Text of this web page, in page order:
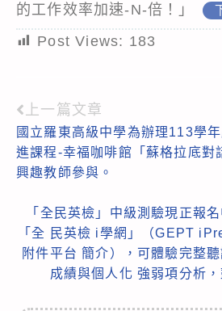
的工作效率加速-N-倍！」
Post Views: 183
Read
more
articles
上一篇文章
國立羅東高級中學為辦理113學
進課程-幸福咖啡館「蘇格拉底對
興趣教師參與。
「全民英檢」中級測驗現正報
「全 民英檢 i學網」（GEPT
附件平台 簡介），可體驗完整
成績與個人化 強弱項分析